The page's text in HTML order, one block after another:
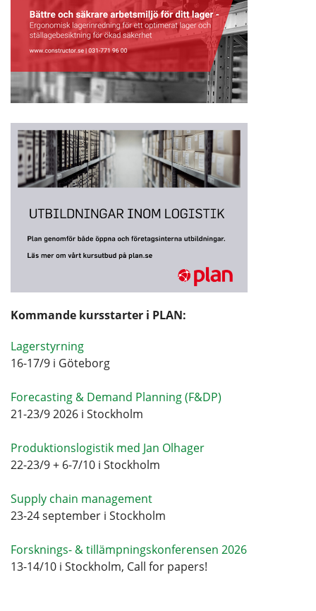
Kommande kursstarter i PLAN:
Lagerstyrning
16-17/9 i Göteborg
Forecasting & Demand Planning (F&DP)
21-23/9 2026 i Stockholm
Produktionslogistik med Jan Olhager
22-23/9 + 6-7/10 i Stockholm
Supply chain management
23-24 september i Stockholm
Forsknings- & tillämpningskonferensen 2026
13-14/10 i Stockholm, Call for papers!